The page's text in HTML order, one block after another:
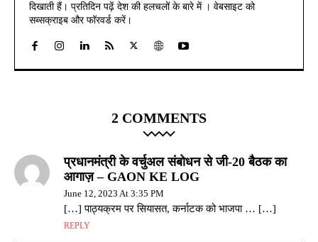
दिखाती हैं। प्रतिदिन पढ़ें देश की हलचलों के बारे में । वेबसाइट को
सब्सक्राइब और फॉरवर्ड करें।
2 COMMENTS
प्रधानमंत्री के वर्चुअल संबोधन से जी-20 बैठक का
आगाज़ – GAON KE LOG
June 12, 2023 At 3:35 PM
[…] पाठ्यक्रम पर सियासत, कर्नाटक को भाजपा … […]
REPLY